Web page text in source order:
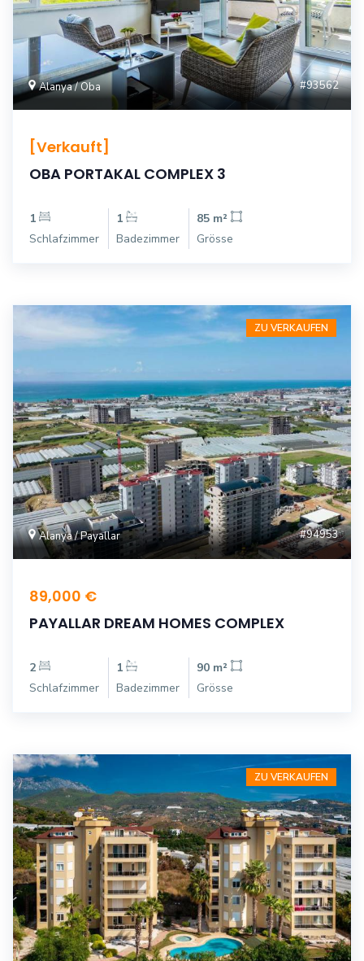
Alanya / Oba #93562
[Verkauft]
OBA PORTAKAL COMPLEX 3
1
Schlafzimmer
1
Badezimmer
85 m²
Grösse
ZU VERKAUFEN
Alanya / Payallar #94953
89,000 €
PAYALLAR DREAM HOMES COMPLEX
2
Schlafzimmer
1
Badezimmer
90 m²
Grösse
ZU VERKAUFEN